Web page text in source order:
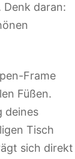
daran:
Frame
Füßen.
deines
Tisch
sich direkt